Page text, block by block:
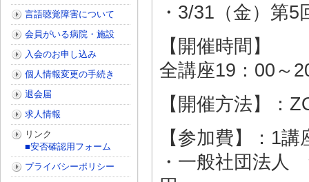
・3/31（金）第5
【開催時間】
全講座19：00～
【開催方法】：
【参加費】：1
・一般社団法人
言語聴覚障害について
会員がいる病院・施設
入会のお申し込み
個人情報変更の手続き
退会届
求人情報
リンク
■安否確認用フォーム
プライバシーポリシー